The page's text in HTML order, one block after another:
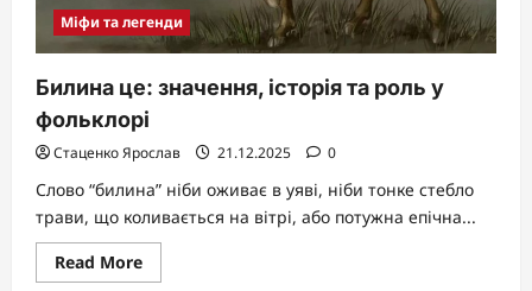
Міфи та легенди
Билина це: значення, історія та роль у
фольклорі
Стаценко Ярослав 21.12.2025 0
Слово “билина” ніби оживає в уяві, ніби тонке стебло
трави, що коливається на вітрі, або потужна епічна...
Read MoreRead
more